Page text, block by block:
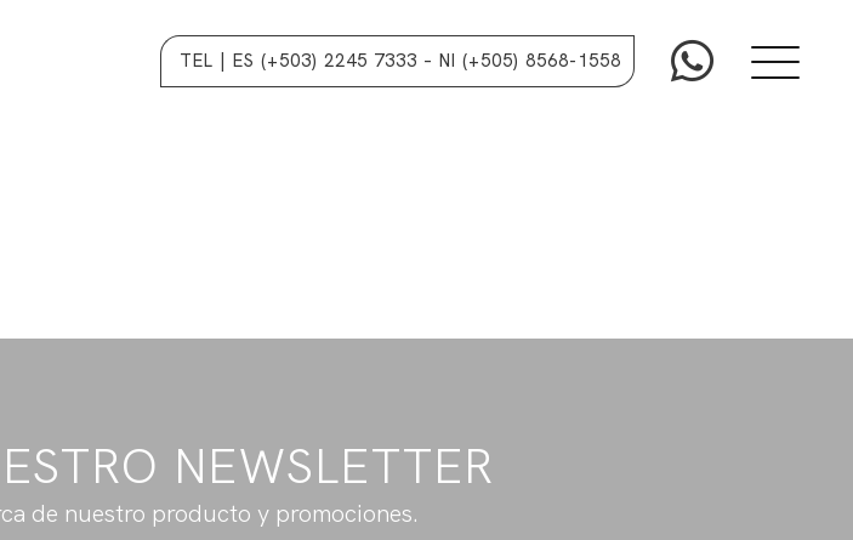
TEL | ES (+503) 2245 7333 – NI (+505) 8568-1558
NEWSLETTER
de nuestro producto y promociones.